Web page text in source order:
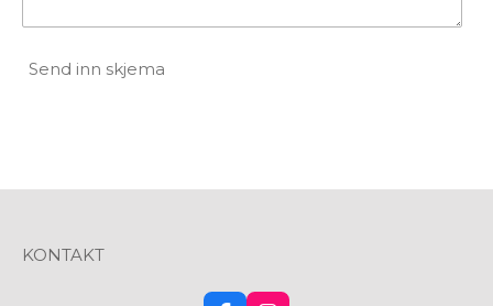
Send inn skjema
KONTAKT